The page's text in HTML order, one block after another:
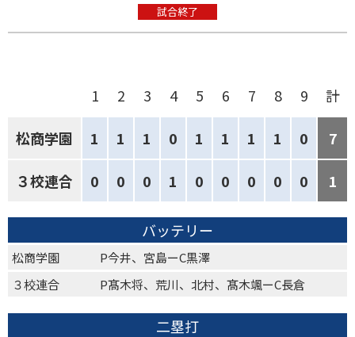
試合終了
1 2 3 4 5 6 7 8 9 計
松商学園 1 1 1 0 1 1 1 1 0 7
３校連合 0 0 0 1 0 0 0 0 0 1
バッテリー
松商学園
P今井、宮島ーC黒澤
３校連合
P髙木将、荒川、北村、髙木颯ーC長倉
二塁打